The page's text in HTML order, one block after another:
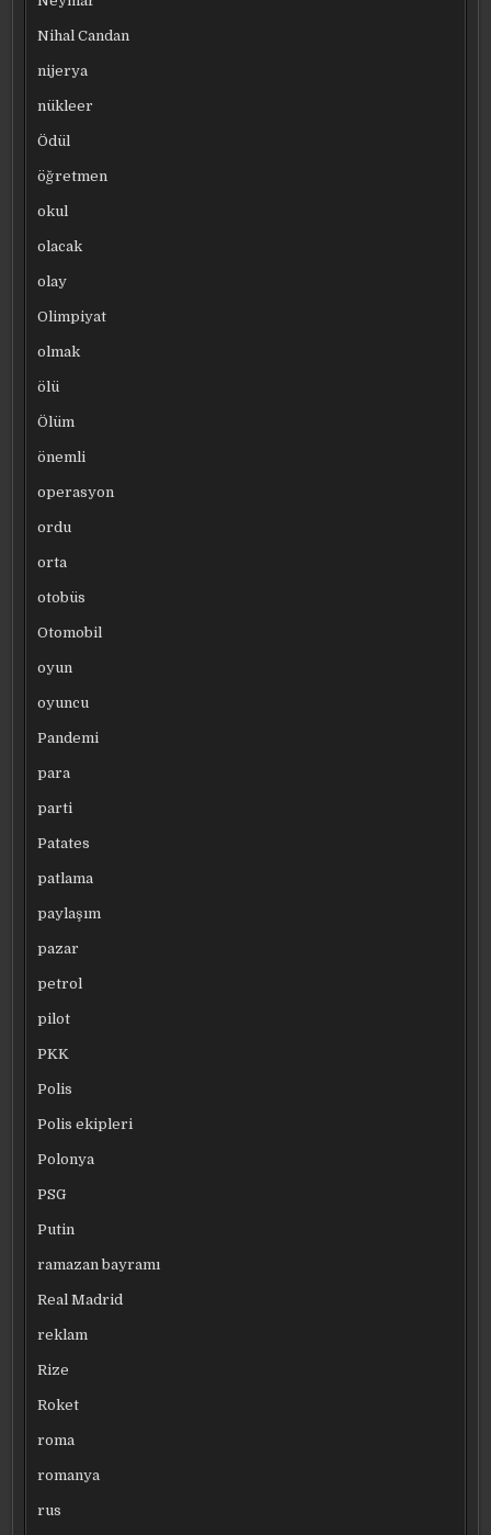
Nihal Candan
nijerya
nükleer
Ödül
öğretmen
okul
olacak
olay
Olimpiyat
olmak
ölü
Ölüm
önemli
operasyon
ordu
orta
otobüs
Otomobil
oyun
oyuncu
Pandemi
para
parti
Patates
patlama
paylaşım
pazar
petrol
pilot
PKK
Polis
Polis ekipleri
Polonya
PSG
Putin
ramazan bayramı
Real Madrid
reklam
Rize
Roket
roma
romanya
rus